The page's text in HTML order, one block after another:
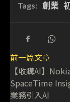
Tags: 創業
前一篇文章
【收購AI】
SpaceTime
業務引入AI